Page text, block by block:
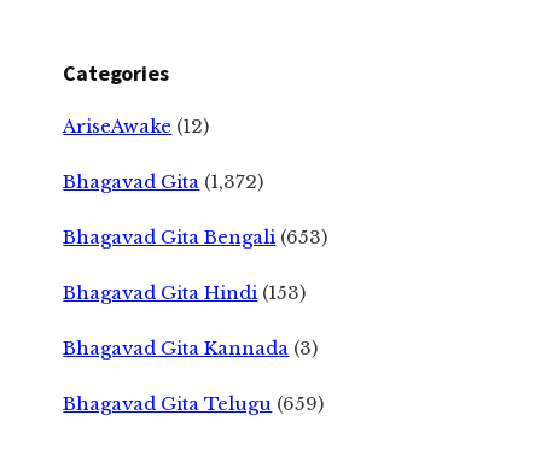
Categories
AriseAwake (12)
Bhagavad Gita (1,372)
Bhagavad Gita Bengali (653)
Bhagavad Gita Hindi (153)
Bhagavad Gita Kannada (3)
Bhagavad Gita Telugu (659)